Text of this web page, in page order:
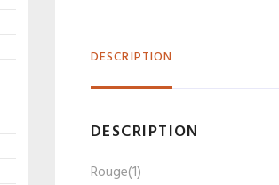
DESCRIPTION
DESCRIPTION
Rouge(1)